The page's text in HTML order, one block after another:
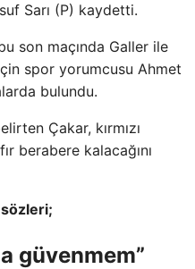
Sarı (P) kaydetti.
son maçında Galler ile
spor yorumcusu Ahmet
bulundu.
Çakar, kırmızı
berabere kalacağını
sözleri;
güvenmem”